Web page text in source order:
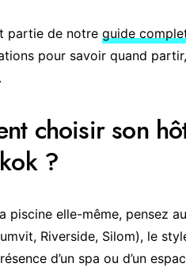
partie de notre guide
pour savoir quand
choisir son
?
piscine elle-même, pensez
Riverside, Silom), le
d’un spa ou d’un